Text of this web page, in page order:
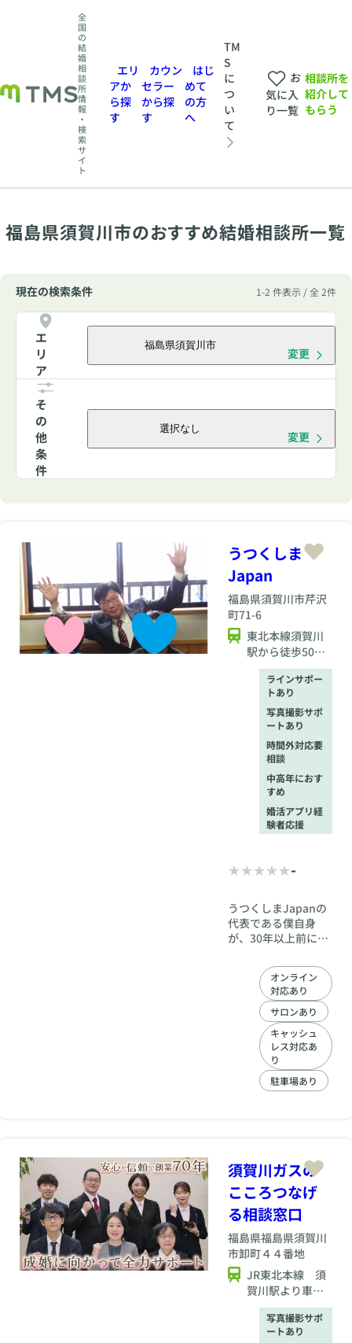
全
国
の
結
婚
相
談
所
情
報
・
検
索
サ
イ
ト
エリ
アか
ら探
す
カウン
セラー
から探
す
はじ
めて
の方
へ
TM
S
に
つ
い
て
お
気に入
り一覧
相談所を
紹介して
もらう
福島県須賀川市のおすすめ結婚相談所一覧
現在の検索条件 1-2 件表示 / 全 2件
エ
リ
ア
福島県須賀川市
変更
そ
の
他
条
件
選択なし
変更
うつくしま
Japan
福島県須賀川市芹沢
町71-6
東北本線須賀川
駅から徒歩50分
(距離約4.5Km)須
賀川駅までお出
迎え致しますの
で事前に連絡下
さい。
ラインサポー
トあり
写真撮影サポ
ートあり
時間外対応要
相談
中高年におす
すめ
婚活アプリ経
験者応援
-
うつくしまJapanの
代表である僕自身
が、30年以上前に婚
出会い、3人の子供
を育てました。 2019
年2月に開業して、個
人経営ではあります
が、まもなく6年目
に突入致します。 心
理カウンセラーの資
格も取得して、会員
の皆様に少しでも寄
入会、オンラインに
よる定期面談をサポ
ートしており、ご予
約頂ければ、21時開
始、22時終了といっ
た、多忙なビジネス
マンのご要求にも対
応させて頂きます。
また、富士山や筑波
山、安達太良山、磐
梯山など日本100名
山への登山経験を生
オンライン
対応あり
サロンあり
キャッシュ
レス対応あ
り
駐車場あり
須賀川ガスの
こころつなげ
る相談窓口
福島県福島県須賀川
市卸町４４番地
JR東北本線 須
賀川駅より車で5
写真撮影サポ
ートあり